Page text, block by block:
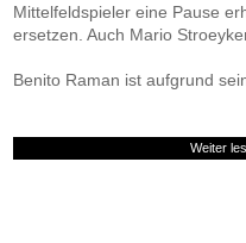
Mittelfeldspieler eine Pause
ersetzen. Auch Mario
Benito Raman ist aufgrund
Weiter